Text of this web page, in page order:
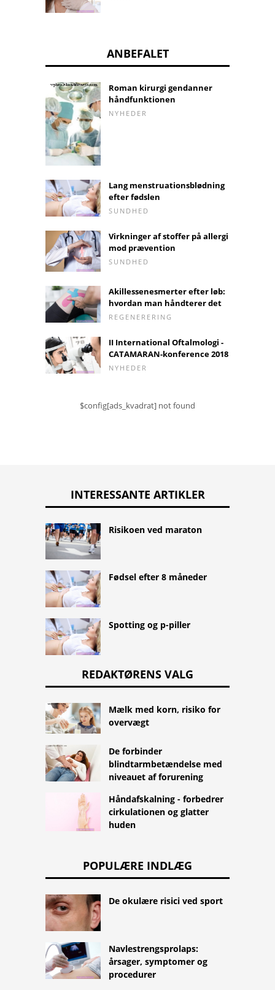
ANBEFALET
Roman kirurgi gendanner
håndfunktionen
NYHEDER
Lang menstruationsblødning
efter fødslen
SUNDHED
Virkninger af stoffer på allergi
mod prævention
SUNDHED
Akillessenesmerter efter løb:
hvordan man håndterer det
REGENERERING
II International Oftalmologi -
CATAMARAN-konference 2018
NYHEDER
$config[ads_kvadrat] not found
INTERESSANTE ARTIKLER
Risikoen ved maraton
Fødsel efter 8 måneder
Spotting og p-piller
REDAKTØRENS VALG
Mælk med korn, risiko for
overvægt
De forbinder
blindtarmbetændelse med
niveauet af forurening
Håndafskalning - forbedrer
cirkulationen og glatter
huden
POPULÆRE INDLÆG
De okulære risici ved sport
Navlestrengsprolaps:
årsager, symptomer og
procedurer